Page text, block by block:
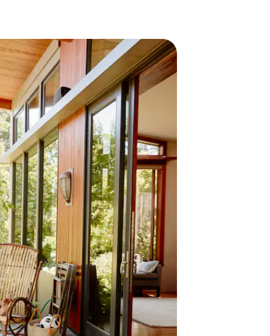
hacia arriba y hacia abajo, o bien tocando y deslizando la pantalla.